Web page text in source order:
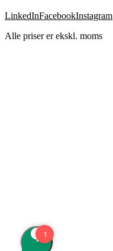
LinkedInFacebookInstagram
Alle priser er ekskl. moms